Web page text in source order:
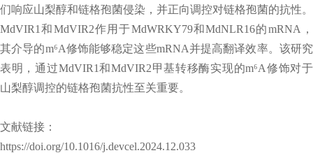
们响应山梨醇和链格孢菌侵染，并正向调控对链格孢菌的抗性。
MdVIR1和MdVIR2作用于MdWRKY79和MdNLR16的mRNA，
其介导的m⁶A修饰能够稳定这些mRNA并提高翻译效率。该研究
表明，通过MdVIR1和MdVIR2甲基转移酶实现的m⁶A修饰对于
山梨醇调控的链格孢菌抗性至关重要。
文献链接：
https://doi.org/10.1016/j.devcel.2024.12.033